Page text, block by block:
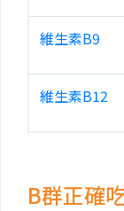
維生素B9
維生素B12
B群正確